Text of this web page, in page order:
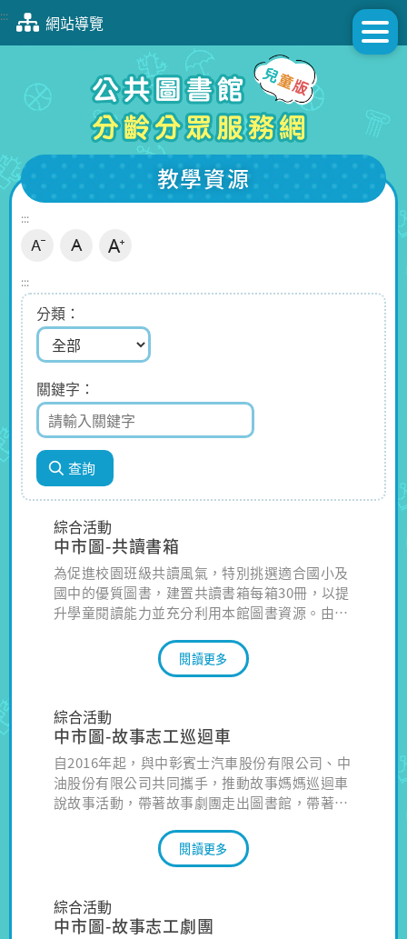
跳
塊
::: 網站導覽
教學資源
:::
:::
分類
關鍵字
綜合活動
中市圖-共讀書箱
為促進校園班級共讀風氣，特別挑選適合國小及
國中的優質圖書，建置共讀書箱每箱30冊，以提
升學童閱讀能力並充分利用本館圖書資源。由學
約書箱10箱，借期60天。
閱讀更多
綜合活動
中市圖-故事志工巡迴車
自2016年起，與中彰賓士汽車股份有限公司、中
油股份有限公司共同攜手，推動故事媽媽巡迴車
說故事活動，帶著故事劇團走出圖書館，帶著繪
夢，將演說故事的快樂帶到偏鄉小學、醫院、社
區等，讓圖書館的服務深入大臺中各個角落傳遞
閱讀更多
綜合活動
中市圖-故事志工劇團